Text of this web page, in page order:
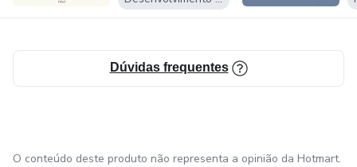
Dúvidas frequentes
O conteúdo deste produto não representa a opinião da Hotmart.